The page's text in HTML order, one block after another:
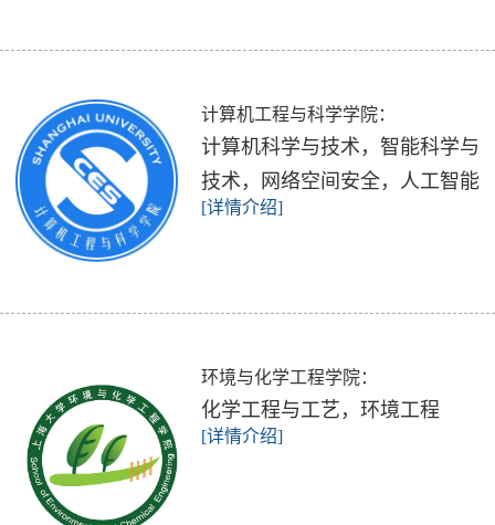
计算机工程与科学学院：
计算机科学与技术，智能科学与
技术，网络空间安全，人工智能
[详情介绍]
环境与化学工程学院：
化学工程与工艺，环境工程
[详情介绍]